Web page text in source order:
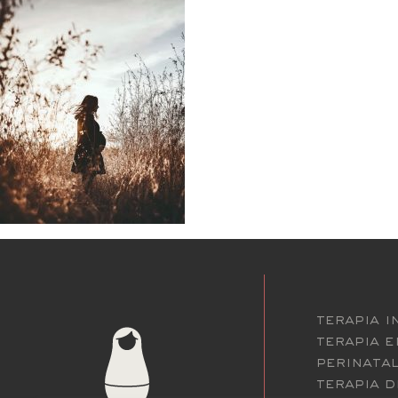
terapia
terapia
terapia